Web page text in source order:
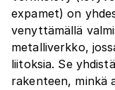
expamet) on
venyttämällä
metalliverkko,
liitoksia. Se
rakenteen, minkä